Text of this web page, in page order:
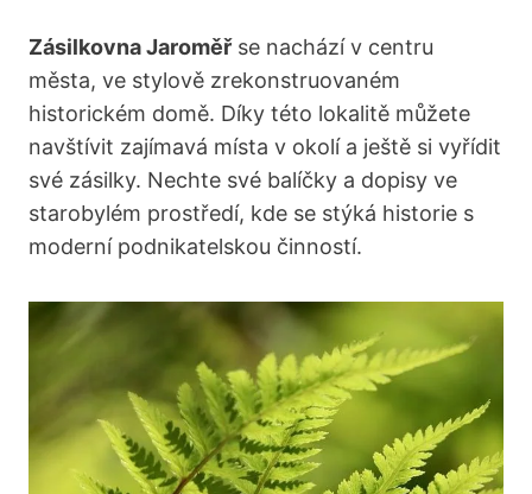
Zásilkovna Jaroměřse nachází v centru
města, ve stylově zrekonstruovaném
historickém domě. Díky této lokalitě můžete
navštívit zajímavá místa v okolí a ještě si vyřídit
své zásilky. Nechte své balíčky a dopisy ve
starobylém prostředí, kde se stýká historie s
moderní podnikatelskou činností.